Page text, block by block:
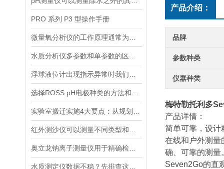
PRO 系列 P3 型操作手册
产品介绍：
品牌
参数种类
仪器种类
梅特勒托利多
产品详情：
简单可靠，设计
在线和户外测量
确、可靠的测量
Seven2Go的直